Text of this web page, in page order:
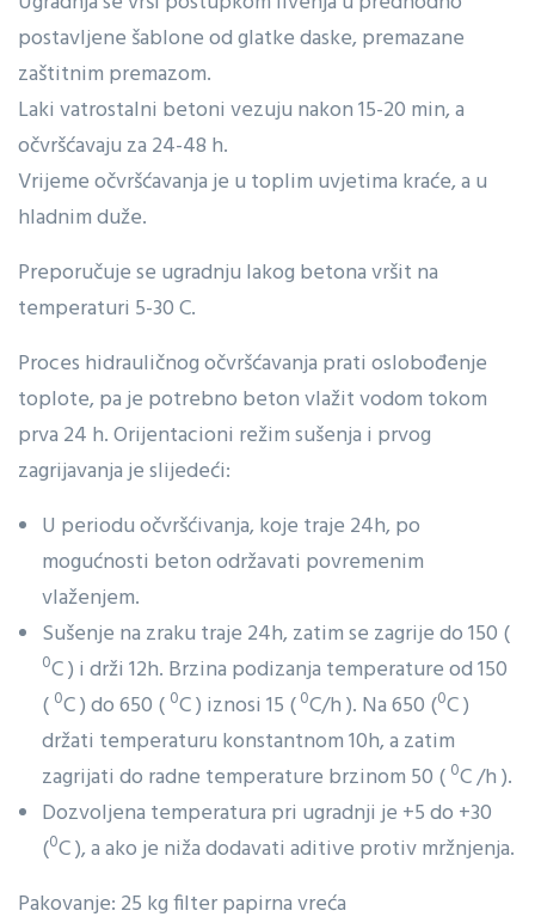
postavljene šablone od glatke daske, premazane
zaštitnim premazom.
Laki vatrostalni betoni vezuju nakon 15-20 min, a
očvršćavaju za 24-48 h.
Vrijeme očvršćavanja je u toplim uvjetima kraće, a u
hladnim duže.
Preporučuje se ugradnju lakog betona vršit na
temperaturi 5-30 C.
Proces hidrauličnog očvršćavanja prati oslobođenje
toplote, pa je potrebno beton vlažit vodom tokom
prva 24 h. Orijentacioni režim sušenja i prvog
zagrijavanja je slijedeći:
U periodu očvršćivanja, koje traje 24h, po
mogućnosti beton održavati povremenim
vlaženjem.
Sušenje na zraku traje 24h, zatim se zagrije do 150 (
0C ) i drži 12h. Brzina podizanja temperature od 150
( 0C ) do 650 ( 0C ) iznosi 15 (0C/h ). Na 650 (0C )
držati temperaturu konstantnom 10h, a zatim
zagrijati do radne temperature brzinom 50 ( 0C /h ).
Dozvoljena temperatura pri ugradnji je +5 do +30
(0C ), a ako je niža dodavati aditive protiv mržnjenja.
Pakovanje: 25 kg filter papirna vreća